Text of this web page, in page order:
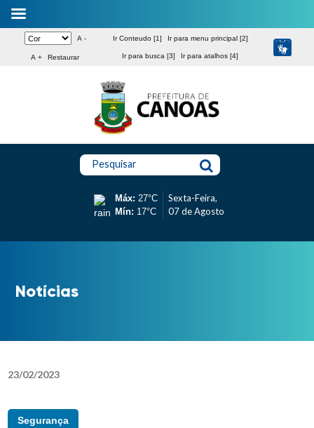
A -
A + Restaurar
Ir Conteudo [1] Ir para menu principal [2]
Ir para busca [3] Ir para atalhos [4]
Pesquisar
Máx: 27°C
Mín: 17°C
Sexta-Feira,
07 de Agosto
Notícias
23/02/2023
Segurança